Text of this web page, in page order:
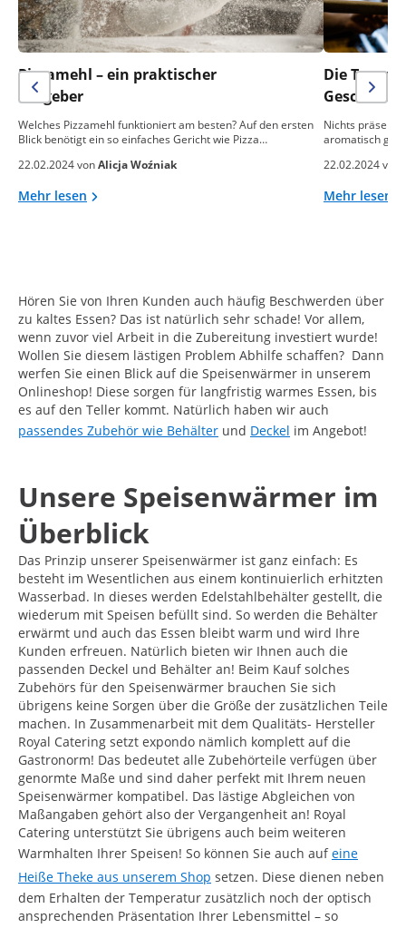
Pizzamehl – ein praktischer
Ratgeber
Welches Pizzamehl funktioniert am besten? Auf den ersten
Blick benötigt ein so einfaches Gericht wie Pizza…
22.02.2024 vonAlicja Woźniak
Mehr lesen
Die
Nichts
aromatisch
22.02.2024 von
Mehr lesen
Hören Sie von Ihren Kunden auch häufig Beschwerden über
zu kaltes Essen? Das ist natürlich sehr schade! Vor allem,
wenn zuvor viel Arbeit in die Zubereitung investiert wurde!
Wollen Sie diesem lästigen Problem Abhilfe schaffen? ­ Dann
werfen Sie einen Blick auf die Speisenwärmer in unserem
Onlineshop! Diese sorgen für langfristig warmes Essen, bis
es auf den Teller kommt. Natürlich haben wir auch
passendes Zubehör wie Behälter und Deckel im Angebot!
Unsere Speisenwärmer im
Überblick
Das Prinzip unserer Speisenwärmer ist ganz einfach: Es
besteht im Wesentlichen aus einem kontinuierlich erhitzten
Wasserbad. In dieses werden Edelstahlbehälter gestellt, die
wiederum mit Speisen befüllt sind. So werden die Behälter
erwärmt und auch das Essen bleibt warm und wird Ihre
Kunden erfreuen. Natürlich bieten wir Ihnen auch die
passenden Deckel und Behälter an! Beim Kauf solches
Zubehörs für den Speisenwärmer brauchen Sie sich
übrigens keine Sorgen über die Größe der zusätzlichen Teile
machen. In Zusammenarbeit mit dem Qualitäts- Hersteller
Royal Catering setzt expondo nämlich komplett auf die
Gastronorm! Das bedeutet alle Zubehörteile verfügen über
genormte Maße und sind daher perfekt mit Ihrem neuen
Speisenwärmer kompatibel. Das lästige Abgleichen von
Maßangaben gehört also der Vergangenheit an! Royal
Catering unterstützt Sie übrigens auch beim weiteren
Warmhalten Ihrer Speisen! So können Sie auch aufeine
Heiße Theke aus unserem Shop setzen. Diese dienen neben
dem Erhalten der Temperatur zusätzlich noch der optisch
ansprechenden Präsentation Ihrer Lebensmittel – so